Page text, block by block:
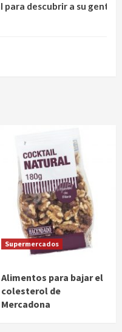
para descubrir a su gente
Supermercados
Alimentos para bajar el
colesterol de
Mercadona